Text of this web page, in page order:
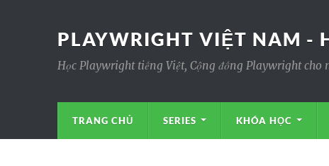
PLAYWRIGHT VIỆT NAM -
Học Playwright tiếng Việt, Cộng đồng Playwright cho
TRANG CHỦ SERIES KHÓA HỌC